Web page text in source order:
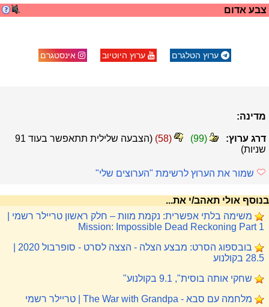
צבע אדום
ערוץ הטלגרם ערוץ היוטיוב אינסטגרם
מדינה:
דרג ערוץ: (
99
)
(
58
) (הצבעה שלילית תתאפשר בעוד 91
שניות)
שמור את הערוץ לרשימת "הערוצים שלי"
בנוסף אולי תאהב/י את...
משימה בלתי אפשרית: נקמת מוות – חלק ראשון טריילר רשמי |
Mission: Impossible Dead Reckoning Part 1
28.5 בקולנוע
שחקי אותה בוסית", 9.1 בקולנוע"
מלחמה עם סבא - The War with Grandpa | טריילר רשמי